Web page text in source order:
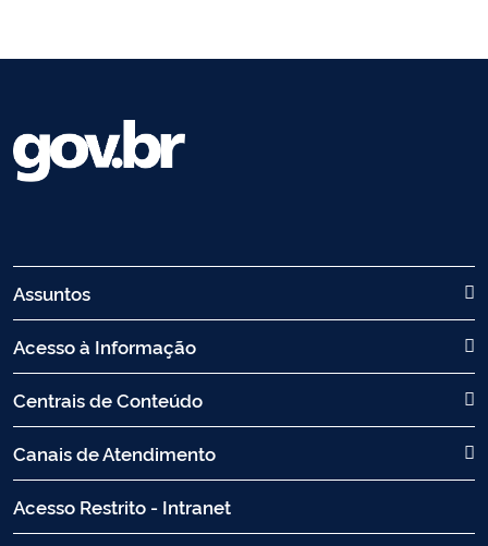
Assuntos
Acesso à Informação
Centrais de Conteúdo
Canais de Atendimento
Acesso Restrito - Intranet